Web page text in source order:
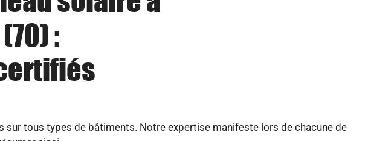
:
tous types de bâtiments. Notre expertise manifeste lors de chacune de